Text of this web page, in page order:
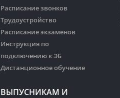
Расписание звонков
Трудоустройство
Расписание экзаменов
Инструкция по
подключению к ЭБ
Дистанционное обучение
ВЫПУСНИКАМ И